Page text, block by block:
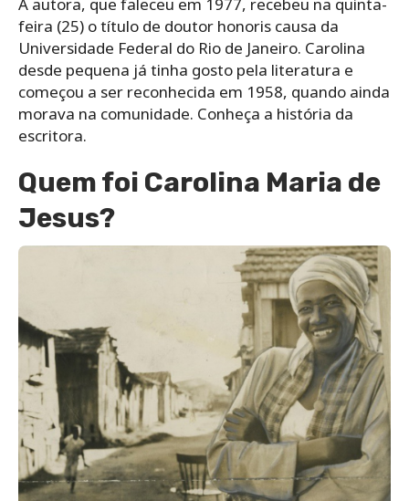
A autora, que faleceu em 1977, recebeu na quinta-
feira (25) o título de doutor honoris causa da
Universidade Federal do Rio de Janeiro. Carolina
desde pequena já tinha gosto pela literatura e
começou a ser reconhecida em 1958, quando ainda
morava na comunidade. Conheça a história da
escritora.
Quem foi Carolina Maria de
Jesus?